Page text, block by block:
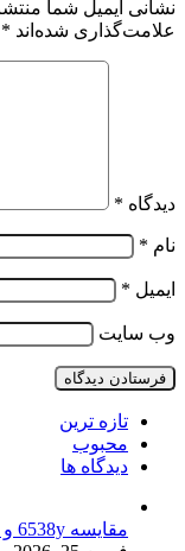
نشانی ایمیل شما
علامت‌گذاری شده‌اند *
دیدگاه *
نام *
ایمیل *
وب‌ سایت
تازه ترین
محبوب
دیدگاه ها
مقایسه 6538y و intel xeon platinum 8470q oem